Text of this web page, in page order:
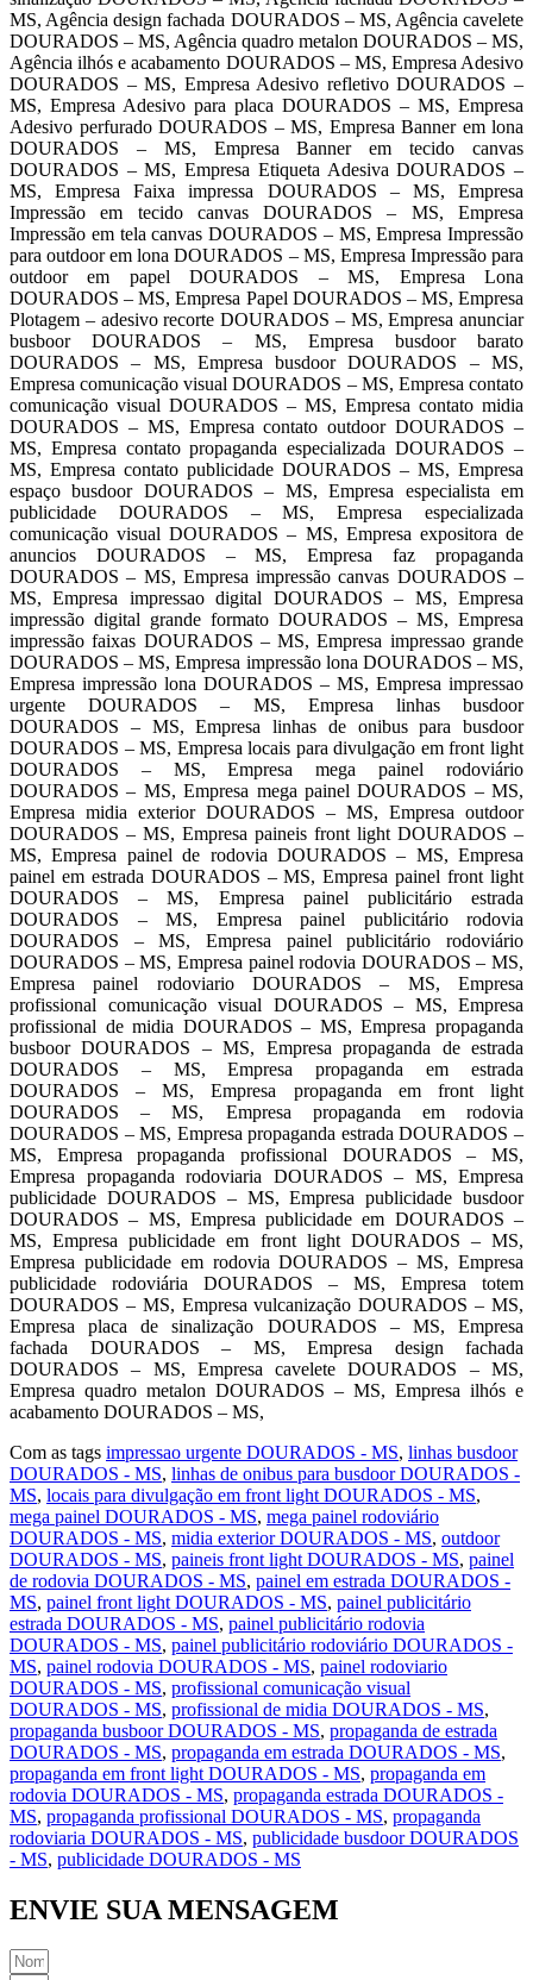
MS, Agência design fachada DOURADOS – MS, Agência cavelete
DOURADOS – MS, Agência quadro metalon DOURADOS – MS,
Agência ilhós e acabamento DOURADOS – MS, Empresa Adesivo
DOURADOS – MS, Empresa Adesivo refletivo DOURADOS –
MS, Empresa Adesivo para placa DOURADOS – MS, Empresa
Adesivo perfurado DOURADOS – MS, Empresa Banner em lona
DOURADOS – MS, Empresa Banner em tecido canvas
DOURADOS – MS, Empresa Etiqueta Adesiva DOURADOS –
MS, Empresa Faixa impressa DOURADOS – MS, Empresa
Impressão em tecido canvas DOURADOS – MS, Empresa
Impressão em tela canvas DOURADOS – MS, Empresa Impressão
para outdoor em lona DOURADOS – MS, Empresa Impressão para
outdoor em papel DOURADOS – MS, Empresa Lona
DOURADOS – MS, Empresa Papel DOURADOS – MS, Empresa
Plotagem – adesivo recorte DOURADOS – MS, Empresa anunciar
busboor DOURADOS – MS, Empresa busdoor barato
DOURADOS – MS, Empresa busdoor DOURADOS – MS,
Empresa comunicação visual DOURADOS – MS, Empresa contato
comunicação visual DOURADOS – MS, Empresa contato midia
DOURADOS – MS, Empresa contato outdoor DOURADOS –
MS, Empresa contato propaganda especializada DOURADOS –
MS, Empresa contato publicidade DOURADOS – MS, Empresa
espaço busdoor DOURADOS – MS, Empresa especialista em
publicidade DOURADOS – MS, Empresa especializada
comunicação visual DOURADOS – MS, Empresa expositora de
anuncios DOURADOS – MS, Empresa faz propaganda
DOURADOS – MS, Empresa impressão canvas DOURADOS –
MS, Empresa impressao digital DOURADOS – MS, Empresa
impressão digital grande formato DOURADOS – MS, Empresa
impressão faixas DOURADOS – MS, Empresa impressao grande
DOURADOS – MS, Empresa impressão lona DOURADOS – MS,
Empresa impressão lona DOURADOS – MS, Empresa impressao
urgente DOURADOS – MS, Empresa linhas busdoor
DOURADOS – MS, Empresa linhas de onibus para busdoor
DOURADOS – MS, Empresa locais para divulgação em front light
DOURADOS – MS, Empresa mega painel rodoviário
DOURADOS – MS, Empresa mega painel DOURADOS – MS,
Empresa midia exterior DOURADOS – MS, Empresa outdoor
DOURADOS – MS, Empresa paineis front light DOURADOS –
MS, Empresa painel de rodovia DOURADOS – MS, Empresa
painel em estrada DOURADOS – MS, Empresa painel front light
DOURADOS – MS, Empresa painel publicitário estrada
DOURADOS – MS, Empresa painel publicitário rodovia
DOURADOS – MS, Empresa painel publicitário rodoviário
DOURADOS – MS, Empresa painel rodovia DOURADOS – MS,
Empresa painel rodoviario DOURADOS – MS, Empresa
profissional comunicação visual DOURADOS – MS, Empresa
profissional de midia DOURADOS – MS, Empresa propaganda
busboor DOURADOS – MS, Empresa propaganda de estrada
DOURADOS – MS, Empresa propaganda em estrada
DOURADOS – MS, Empresa propaganda em front light
DOURADOS – MS, Empresa propaganda em rodovia
DOURADOS – MS, Empresa propaganda estrada DOURADOS –
MS, Empresa propaganda profissional DOURADOS – MS,
Empresa propaganda rodoviaria DOURADOS – MS, Empresa
publicidade DOURADOS – MS, Empresa publicidade busdoor
DOURADOS – MS, Empresa publicidade em DOURADOS –
MS, Empresa publicidade em front light DOURADOS – MS,
Empresa publicidade em rodovia DOURADOS – MS, Empresa
publicidade rodoviária DOURADOS – MS, Empresa totem
DOURADOS – MS, Empresa vulcanização DOURADOS – MS,
Empresa placa de sinalização DOURADOS – MS, Empresa
fachada DOURADOS – MS, Empresa design fachada
DOURADOS – MS, Empresa cavelete DOURADOS – MS,
Empresa quadro metalon DOURADOS – MS, Empresa ilhós e
acabamento DOURADOS – MS,
Com as tags impressao urgente DOURADOS - MS, linhas busdoor
DOURADOS - MS, linhas de onibus para busdoor DOURADOS -
MS, locais para divulgação em front light DOURADOS - MS,
mega painel DOURADOS - MS, mega painel rodoviário
DOURADOS - MS, midia exterior DOURADOS - MS, outdoor
DOURADOS - MS, paineis front light DOURADOS - MS, painel
de rodovia DOURADOS - MS, painel em estrada DOURADOS -
MS, painel front light DOURADOS - MS, painel publicitário
estrada DOURADOS - MS, painel publicitário rodovia
DOURADOS - MS, painel publicitário rodoviário DOURADOS -
MS, painel rodovia DOURADOS - MS, painel rodoviario
DOURADOS - MS, profissional comunicação visual
DOURADOS - MS, profissional de midia DOURADOS - MS,
propaganda busboor DOURADOS - MS, propaganda de estrada
DOURADOS - MS, propaganda em estrada DOURADOS - MS,
propaganda em front light DOURADOS - MS, propaganda em
rodovia DOURADOS - MS, propaganda estrada DOURADOS -
MS, propaganda profissional DOURADOS - MS, propaganda
rodoviaria DOURADOS - MS, publicidade busdoor DOURADOS
- MS, publicidade DOURADOS - MS
ENVIE SUA MENSAGEM